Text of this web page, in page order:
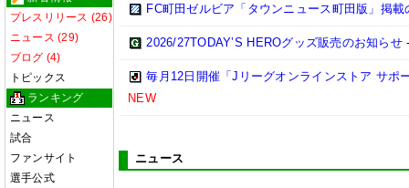
プレスリリース (26)
ニュース (29)
ブログ (4)
トピックス
ランキング
ニュース
試合
ファンサイト
選手公式
FC町田ゼルビア「タウンニュース町田版」掲載
2026/27TODAY’S HEROグッズ販売のお知らせ
毎月12日開催「Jリーグオンラインストア サポ
NEW
ニュース